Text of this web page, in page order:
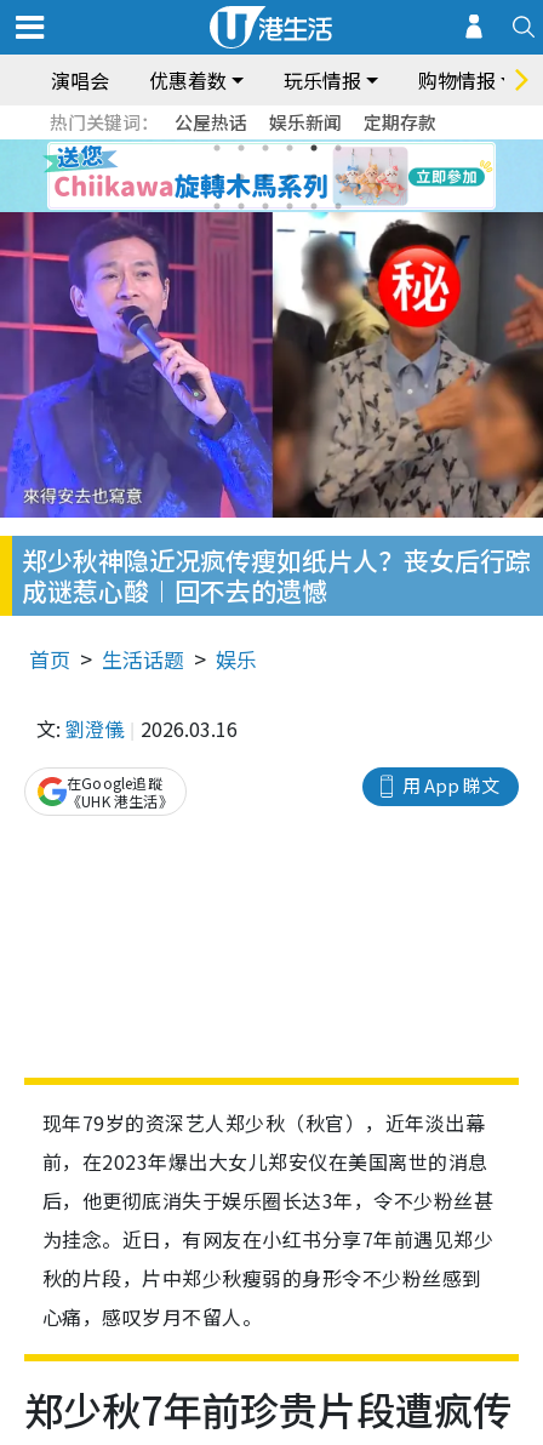
演唱会 优惠着数 玩乐情报 购物情报
热门关键词： 公屋热话 娱乐新闻 定期存款
郑少秋神隐近况疯传瘦如纸片人？丧女后行踪
成谜惹心酸︱回不去的遗憾
首页 生活话题 娱乐
文: 劉澄儀 2026.03.16
用 App 睇文
在Google追蹤
《UHK 港生活》
现年79岁的资深艺人郑少秋（秋官），近年淡出幕
前，在2023年爆出大女儿郑安仪在美国离世的消息
后，他更彻底消失于娱乐圈长达3年，令不少粉丝甚
为挂念。近日，有网友在小红书分享7年前遇见郑少
秋的片段，片中郑少秋瘦弱的身形令不少粉丝感到
心痛，感叹岁月不留人。
郑少秋7年前珍贵片段遭疯传